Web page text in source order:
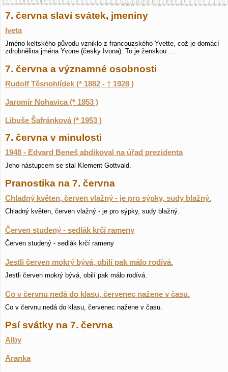
7. června slaví svátek, jmeniny
Iveta
Jméno keltského původu vzniklo z francouzského Yvette, což je domácí
zdrobnělina jména Yvone (česky Ivona). To je ženskou …
7. června a významné osobnosti
Rudolf Těsnohlídek (* 1882 - † 1928 )
Jaromír Nohavica (* 1953 )
Libuše Šafránková (* 1953 )
7. června v minulosti
1948 - Edvard Beneš abdikoval na úřad prezidenta
Jeho nástupcem se stal Klement Gottvald.
Pranostika na 7. června
Chladný květen, červen vlažný - je pro sýpky, sudy blažný.
Chladný květen, červen vlažný - je pro sýpky, sudy blažný.
Červen studený - sedlák krčí rameny
Červen studený - sedlák krčí rameny
Jestli červen mokrý bývá, obilí pak málo rodívá.
Jestli červen mokrý bývá, obilí pak málo rodívá.
Co v červnu nedá do klasu, červenec nažene v času.
Co v červnu nedá do klasu, červenec nažene v času.
Psí svátky na 7. června
Alby
Aranka